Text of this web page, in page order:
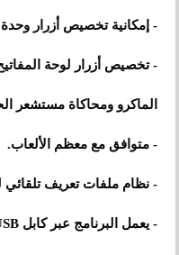
- إمكانية تخصيص أزرار
- تخصيص أزرار لوحة
الماكرو ومحاكاة مستشعر
- متوافق مع معظم الألعاب.
- نظام ملفات تعريف
- يعمل البرنامج عبر كابل USB وتقنية